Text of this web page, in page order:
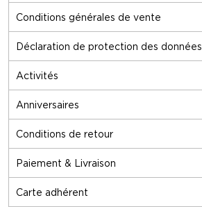
Conditions générales de vente
Déclaration de protection des données
Activités
Anniversaires
Conditions de retour
Paiement & Livraison
Carte adhérent